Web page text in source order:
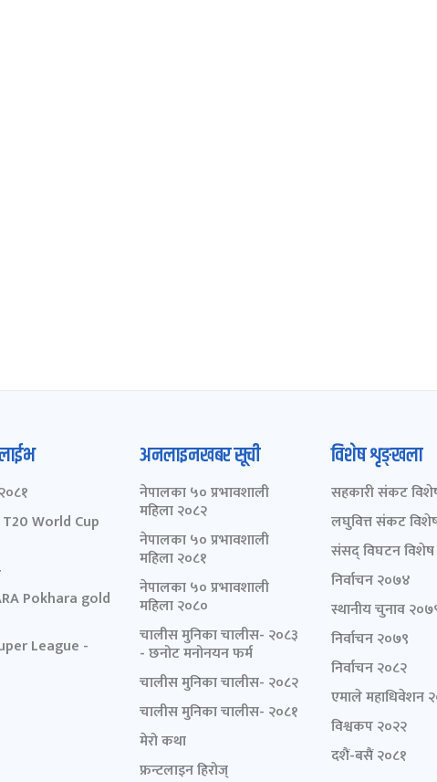
T20 World Cup
Pokhara gold
League -
अनलाइनखबर सूची
नेपालका ५० प्रभावशाली
महिला २०८२
नेपालका ५० प्रभावशाली
महिला २०८१
नेपालका ५० प्रभावशाली
महिला २०८०
चालीस मुनिका चालीस- २०८३
- छनोट मनोनयन फर्म
चालीस मुनिका चालीस- २०८२
चालीस मुनिका चालीस- २०८१
मेरो कथा
फ्रन्टलाइन हिरोज्
विशेष शृङ्खला
सहकारी संकट
लघुवित्त संकट
संसद् विघटन विशेष
निर्वाचन २०७४
स्थानीय चुनाव
निर्वाचन २०७९
निर्वाचन २०८२
एमाले महाधिवेशन
विश्वकप २०२२
दशैं-बसैं २०८१